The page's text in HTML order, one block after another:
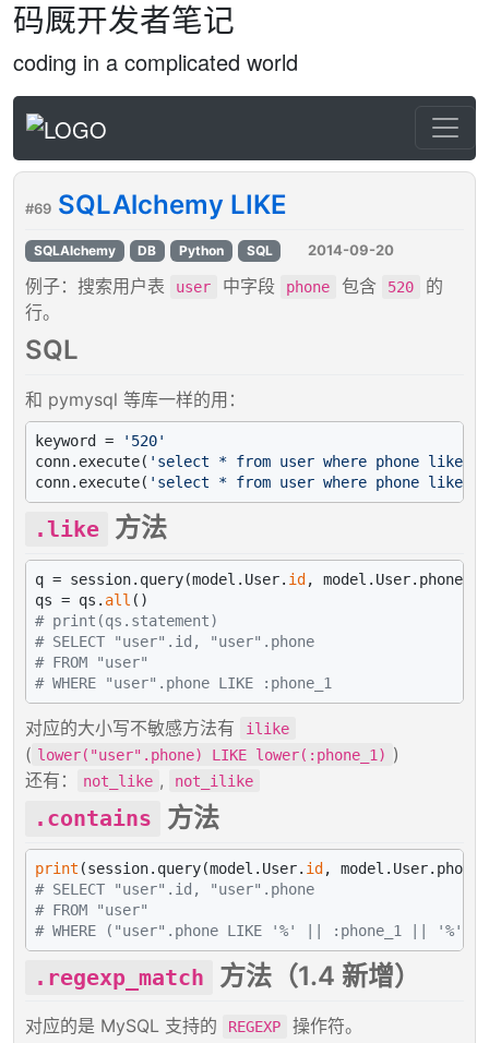
码厩开发者笔记
coding in a complicated world
#69 SQLAlchemy LIKE
SQLAlchemy DB Python SQL 2014-09-20
例子：搜索用户表 user 中字段 phone 包含 520
的
行。
SQL
和 pymysql 等库一样的用：
keyword =
'520'
conn.execute( 'select * from user where phone like
conn.execute( 'select * from user where phone like
.like 方法
q = session.query(model.User. id, model.User.phone).
qs = qs. all
# print(qs.statement)
# SELECT "user".id, "user".phone
# FROM "user"
# WHERE "user".phone LIKE :phone_1
对应的大小写不敏感方法有 ilike
( lower("user".phone) LIKE lower(:phone_1) )
还有：
not_like , not_ilike
.contains 方法
print (session.query(model.User. id ,
# SELECT "user".id, "user".phone
# FROM "user"
# WHERE ("user".phone LIKE '%' || :phone_1 || '%')
.regexp_match 方法（1.4 新增）
对应的是 MySQL 支持的 REGEXP 操作符。